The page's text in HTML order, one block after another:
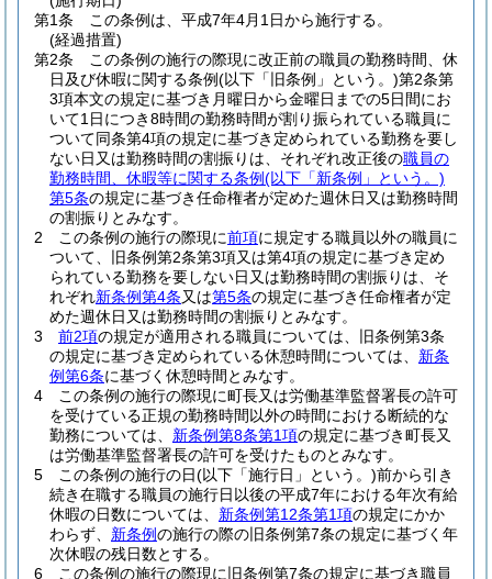
第1条
この条例は、平成7年4月1日から施行する。
(経過措置)
第2条
この条例の施行の際現に改正前の職員の勤務時間、休
日及び休暇に関する条例(以下「旧条例」という。)第2条第
3項本文の規定に基づき月曜日から金曜日までの5日間にお
いて1日につき8時間の勤務時間が割り振られている職員に
ついて同条第4項の規定に基づき定められている勤務を要し
ない日又は勤務時間の割振りは、それぞれ改正後の職員の
勤務時間、休暇等に関する条例(以下「新条例」という。)
第5条の規定に基づき任命権者が定めた週休日又は勤務時間
の割振りとみなす。
2
この条例の施行の際現に前項に規定する職員以外の職員に
ついて、旧条例第2条第3項又は第4項の規定に基づき定め
られている勤務を要しない日又は勤務時間の割振りは、そ
れぞれ新条例第4条又は第5条の規定に基づき任命権者が定
めた週休日又は勤務時間の割振りとみなす。
3
前2項の規定が適用される職員については、旧条例第3条
の規定に基づき定められている休憩時間については、 新条
例第6条に基づく休憩時間とみなす。
4
この条例の施行の際現に町長又は労働基準監督署長の許可
を受けている正規の勤務時間以外の時間における断続的な
勤務については、 新条例第8条第1項の規定に基づき町長又
は労働基準監督署長の許可を受けたものとみなす。
5
この条例の施行の日(以下「施行日」という。)前から引き
続き在職する職員の施行日以後の平成7年における年次有給
休暇の日数については、 新条例第12条第1項の規定にかか
わらず、 新条例の施行の際の旧条例第7条の規定に基づく年
次休暇の残日数とする。
6
この条例の施行の際現に旧条例第7条の規定に基づき職員